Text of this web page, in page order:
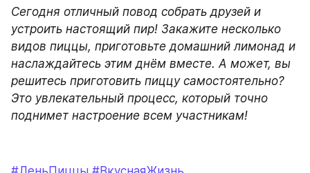
Сегодня отличный повод собрать друзей и
устроить настоящий пир! Закажите несколько
видов пиццы, приготовьте домашний лимонад и
наслаждайтесь этим днём вместе. А может, вы
решитесь приготовить пиццу самостоятельно?
Это увлекательный процесс, который точно
поднимет настроение всем участникам!